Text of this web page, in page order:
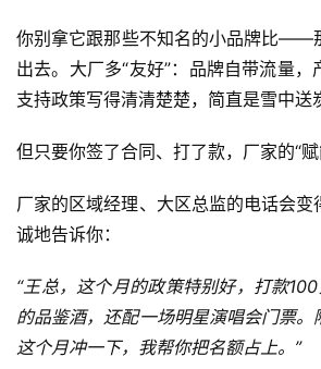
你别拿它跟那些不知名的小品牌比——
出去。大厂多“友好”：品牌自带流量
支持政策写得清清楚楚，简直是雪中送
但只要你签了合同、打了款，厂家的“赋
厂家的区域经理、大区总监的电话会
诚地告诉你：
“王总，这个月的政策特别好，打款
的品鉴酒，还配一场明星演唱会门票。
这个月冲一下，我帮你把名额占上。”